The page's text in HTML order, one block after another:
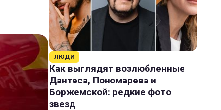
ЛЮДИ
Как выглядят возлюбленные
Дантеса, Пономарева и
Боржемской: редкие фото
звезд